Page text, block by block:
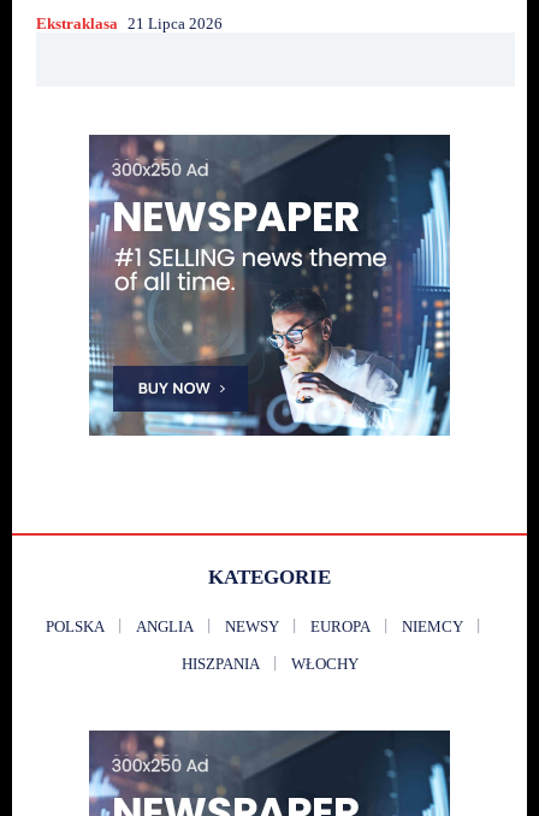
Ekstraklasa 21 Lipca 2026
KATEGORIE
POLSKA ANGLIA NEWSY EUROPA NIEMCY
HISZPANIA WŁOCHY